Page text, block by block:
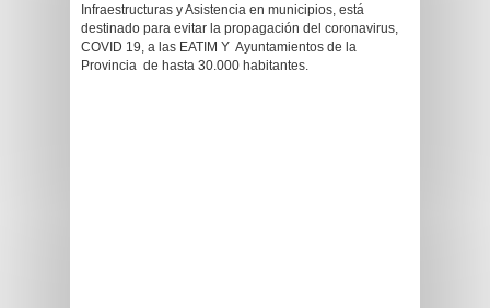
Infraestructuras y Asistencia en municipios, está
destinado para evitar la propagación del coronavirus,
COVID 19, a las EATIM Y Ayuntamientos de la
Provincia de hasta 30.000 habitantes.